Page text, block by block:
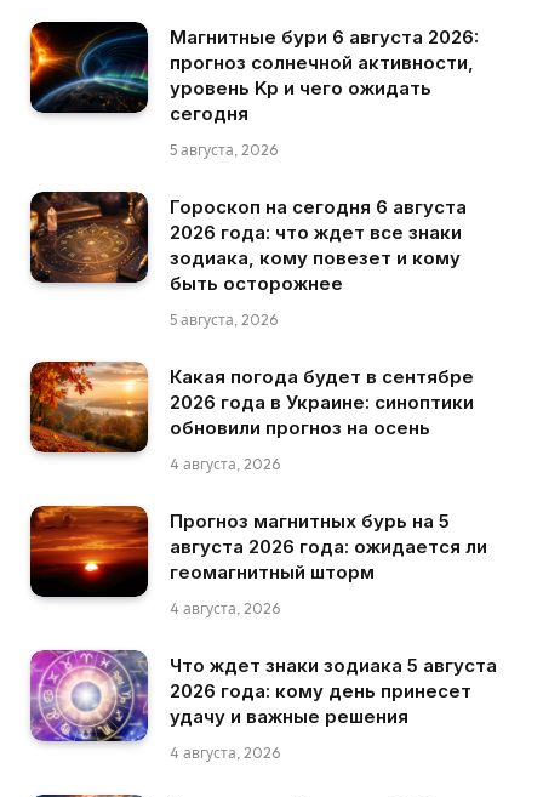
Магнитные бури 6 августа 2026:
прогноз солнечной активности,
уровень Kp и чего ожидать
сегодня
5 августа, 2026
Гороскоп на сегодня 6 августа
2026 года: что ждет все знаки
зодиака, кому повезет и кому
быть осторожнее
5 августа, 2026
Какая погода будет в сентябре
2026 года в Украине: синоптики
обновили прогноз на осень
4 августа, 2026
Прогноз магнитных бурь на 5
августа 2026 года: ожидается ли
геомагнитный шторм
4 августа, 2026
Что ждет знаки зодиака 5 августа
2026 года: кому день принесет
удачу и важные решения
4 августа, 2026